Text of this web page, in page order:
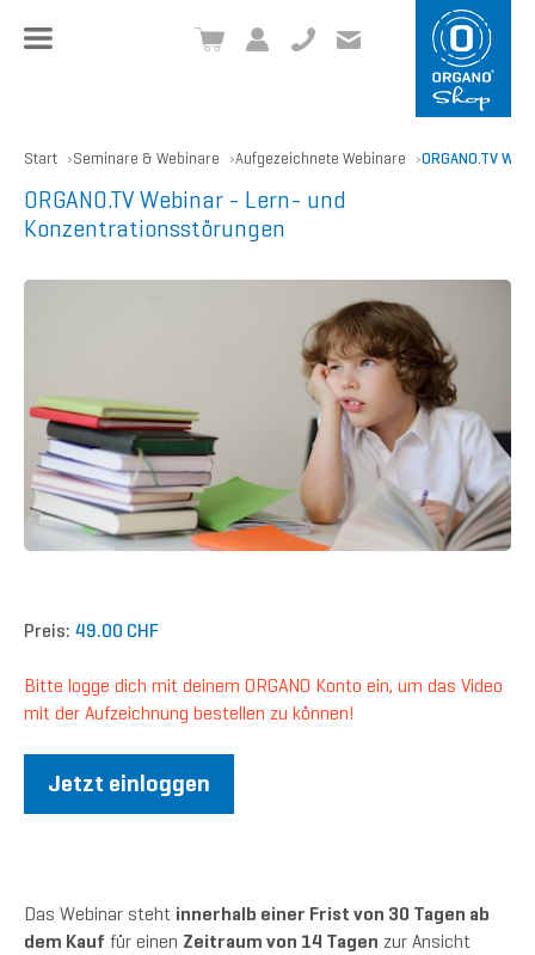
+49 8504 957999-0
ano.ch
Start Seminare & Webinare Aufgezeichnete Webinare ORGANO.TV
ORGANO.TV Webinar - Lern- und
Konzentrationsstörungen
Preis: 49.00 CHF
Bitte logge dich mit deinem ORGANO Konto ein, um das Video
mit der Aufzeichnung bestellen zu können!
Jetzt einloggen
Das Webinar steht innerhalb einer Frist von 30 Tagen ab
dem Kauf für einen Zeitraum von 14 Tagen zur Ansicht